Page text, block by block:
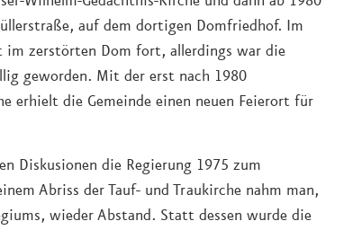
auf dem dortigen Domfriedhof. Im
im zerstörten Dom fort, allerdings war die
geworden. Mit der erst nach 1980
erhielt die Gemeinde einen neuen Feierort für
Diskusionen die Regierung 1975 zum
Abriss der Tauf- und Traukirche nahm man,
wieder Abstand. Statt dessen wurde die